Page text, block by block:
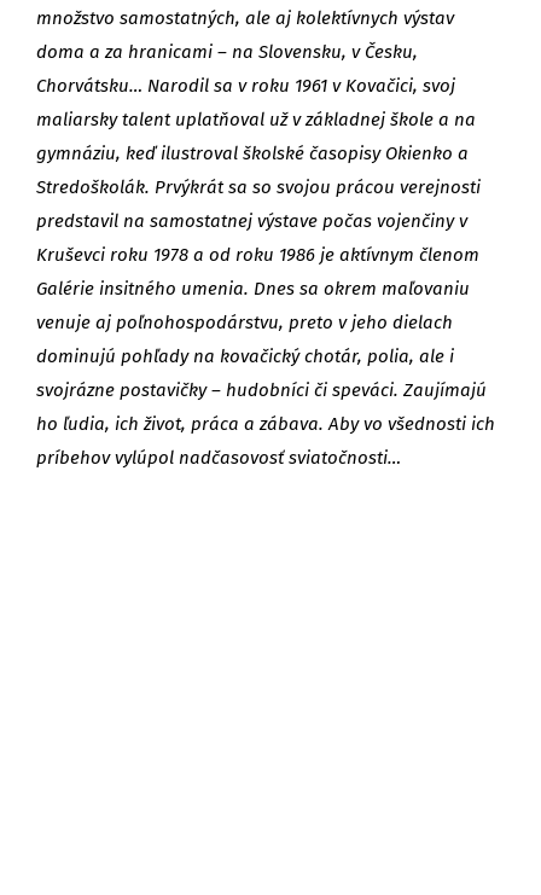
množstvo samostatných, ale aj kolektívnych výstav
doma a za hranicami – na Slovensku, v Česku,
Chorvátsku… Narodil sa v roku 1961 v Kovačici, svoj
maliarsky talent uplatňoval už v základnej škole a na
gymnáziu, keď ilustroval školské časopisy Okienko a
Stredoškolák. Prvýkrát sa so svojou prácou verejnosti
predstavil na samostatnej výstave počas vojenčiny v
Kruševci roku 1978 a od roku 1986 je aktívnym členom
Galérie insitného umenia. Dnes sa okrem maľovaniu
venuje aj poľnohospodárstvu, preto v jeho dielach
dominujú pohľady na kovačický chotár, polia, ale i
svojrázne postavičky – hudobníci či speváci. Zaujímajú
ho ľudia, ich život, práca a zábava. Aby vo všednosti ich
príbehov vylúpol nadčasovosť sviatočnosti…